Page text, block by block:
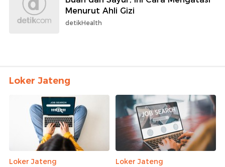
Menurut Ahli Gizi
detikHealth
Loker Jateng
Loker Jateng
Loker Jateng